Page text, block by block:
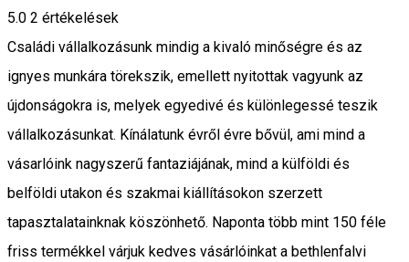
5.0 2 értékelések
Családi vállalkozásunk mindig a kivaló minőségre és az
ignyes munkára törekszik, emellett nyitottak vagyunk az
újdonságokra is, melyek egyedivé és különlegessé teszik
vállalkozásunkat. Kínálatunk évről évre bővül, ami mind a
vásarlóink nagyszerű fantaziájának, mind a külföldi és
belföldi utakon és szakmai kiállításokon szerzett
tapasztalatainknak köszönhető. Naponta több mint 150 féle
friss termékkel várjuk kedves vásárlóinkat a bethlenfalvi